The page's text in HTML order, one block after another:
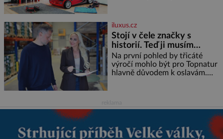
soustředění i odpočinek a
reaguje na každou etapu života
a specifické potřeby dítěte. Pro
nejmenší je klíčová
jednoduchost, měkkost a
bezpečí, proto by pokoj
miminka měl působit především
iluxus.cz
Stojí v čele značky s
historií. Teď ji musím
připravit na dalších třicet
let
Na první pohled by třicáté
výročí mohlo být pro Topnatur
hlavně důvodem k oslavám.